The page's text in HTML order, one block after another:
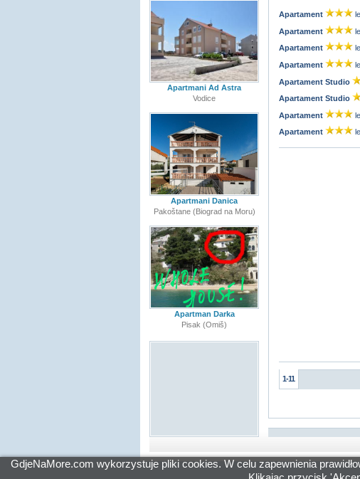
Apartament
Apartament
Apartament
Apartament
Apartament Studio
Apartament Studio
Apartament
Apartament
1-11
Apartmani Ad Astra
Vodice
Apartmani Danica
Pakoštane (Biograd na Moru)
Apartman Darka
Pisak (Omiš)
GdjeNaMore.com wykorzystuje pliki cookies. W celu zapewnienia